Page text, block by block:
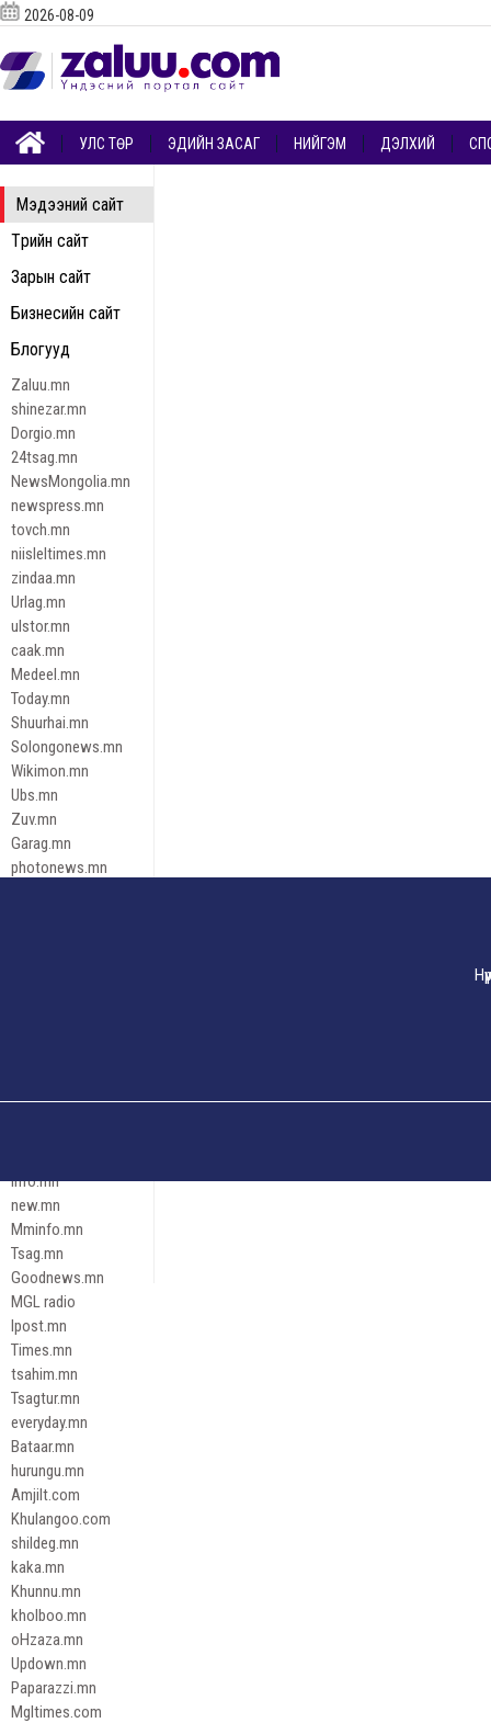
Мэдээний сайт
Төрийн сайт
Зарын сайт
Бизнесийн сайт
Блогууд
Zaluu.mn
shinezar.mn
Dorgio.mn
24tsag.mn
NewsMongolia.mn
newspress.mn
tovch.mn
niisleltimes.mn
zindaa.mn
Urlag.mn
ulstor.mn
caak.mn
Medeel.mn
Today.mn
Shuurhai.mn
Solongonews.mn
Wikimon.mn
Ubs.mn
Zuv.mn
Garag.mn
photonews.mn
Эрх зүй
info.mn
new.mn
Mminfo.mn
Tsag.mn
Goodnews.mn
MGL radio
Ipost.mn
Times.mn
tsahim.mn
Tsagtur.mn
everyday.mn
Bataar.mn
hurungu.mn
Amjilt.com
Khulangoo.com
shildeg.mn
kaka.mn
Khunnu.mn
kholboo.mn
oHzaza.mn
Updown.mn
Paparazzi.mn
Mgltimes.com
2026-08-09
УЛС ТӨР ЭДИЙН ЗАСАГ НИЙГЭМ ДЭЛХИЙ